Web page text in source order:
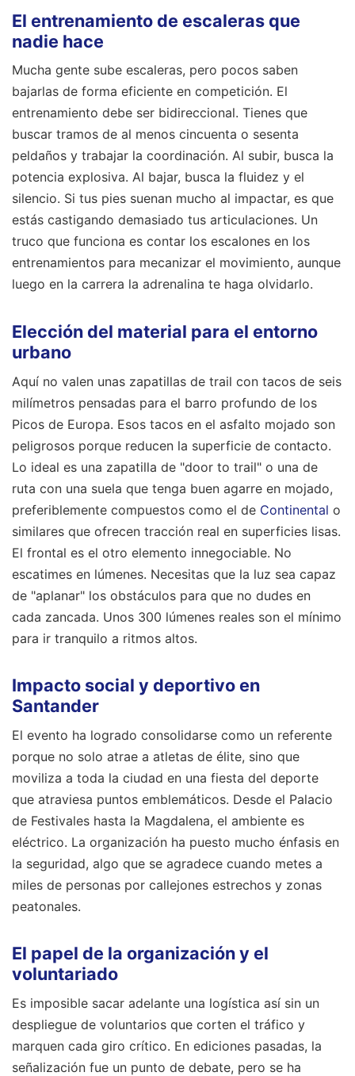
El entrenamiento de escaleras que
nadie hace
Mucha gente sube escaleras, pero pocos saben
bajarlas de forma eficiente en competición. El
entrenamiento debe ser bidireccional. Tienes que
buscar tramos de al menos cincuenta o sesenta
peldaños y trabajar la coordinación. Al subir, busca la
potencia explosiva. Al bajar, busca la fluidez y el
silencio. Si tus pies suenan mucho al impactar, es que
estás castigando demasiado tus articulaciones. Un
truco que funciona es contar los escalones en los
entrenamientos para mecanizar el movimiento, aunque
luego en la carrera la adrenalina te haga olvidarlo.
Elección del material para el entorno
urbano
Aquí no valen unas zapatillas de trail con tacos de seis
milímetros pensadas para el barro profundo de los
Picos de Europa. Esos tacos en el asfalto mojado son
peligrosos porque reducen la superficie de contacto.
Lo ideal es una zapatilla de "door to trail" o una de
ruta con una suela que tenga buen agarre en mojado,
preferiblemente compuestos como el de Continental o
similares que ofrecen tracción real en superficies lisas.
El frontal es el otro elemento innegociable. No
escatimes en lúmenes. Necesitas que la luz sea capaz
de "aplanar" los obstáculos para que no dudes en
cada zancada. Unos 300 lúmenes reales son el mínimo
para ir tranquilo a ritmos altos.
Impacto social y deportivo en
Santander
El evento ha logrado consolidarse como un referente
porque no solo atrae a atletas de élite, sino que
moviliza a toda la ciudad en una fiesta del deporte
que atraviesa puntos emblemáticos. Desde el Palacio
de Festivales hasta la Magdalena, el ambiente es
eléctrico. La organización ha puesto mucho énfasis en
la seguridad, algo que se agradece cuando metes a
miles de personas por callejones estrechos y zonas
peatonales.
El papel de la organización y el
voluntariado
Es imposible sacar adelante una logística así sin un
despliegue de voluntarios que corten el tráfico y
marquen cada giro crítico. En ediciones pasadas, la
señalización fue un punto de debate, pero se ha